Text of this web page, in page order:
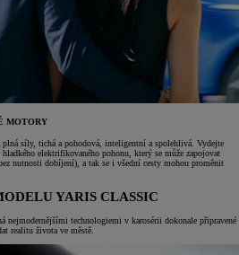
MOTORY
síly, tichá a pohodová, inteligentní a spolehlivá. Vydejte
elektrifikovaného pohonu, který se může zapojovat
nutnosti dobíjení), a tak se i všední cesty mohou proměnit
YARIS CLASSIC
nejmodernějšími technologiemi v karosérii dokonale připravené
realitu života ve městě.